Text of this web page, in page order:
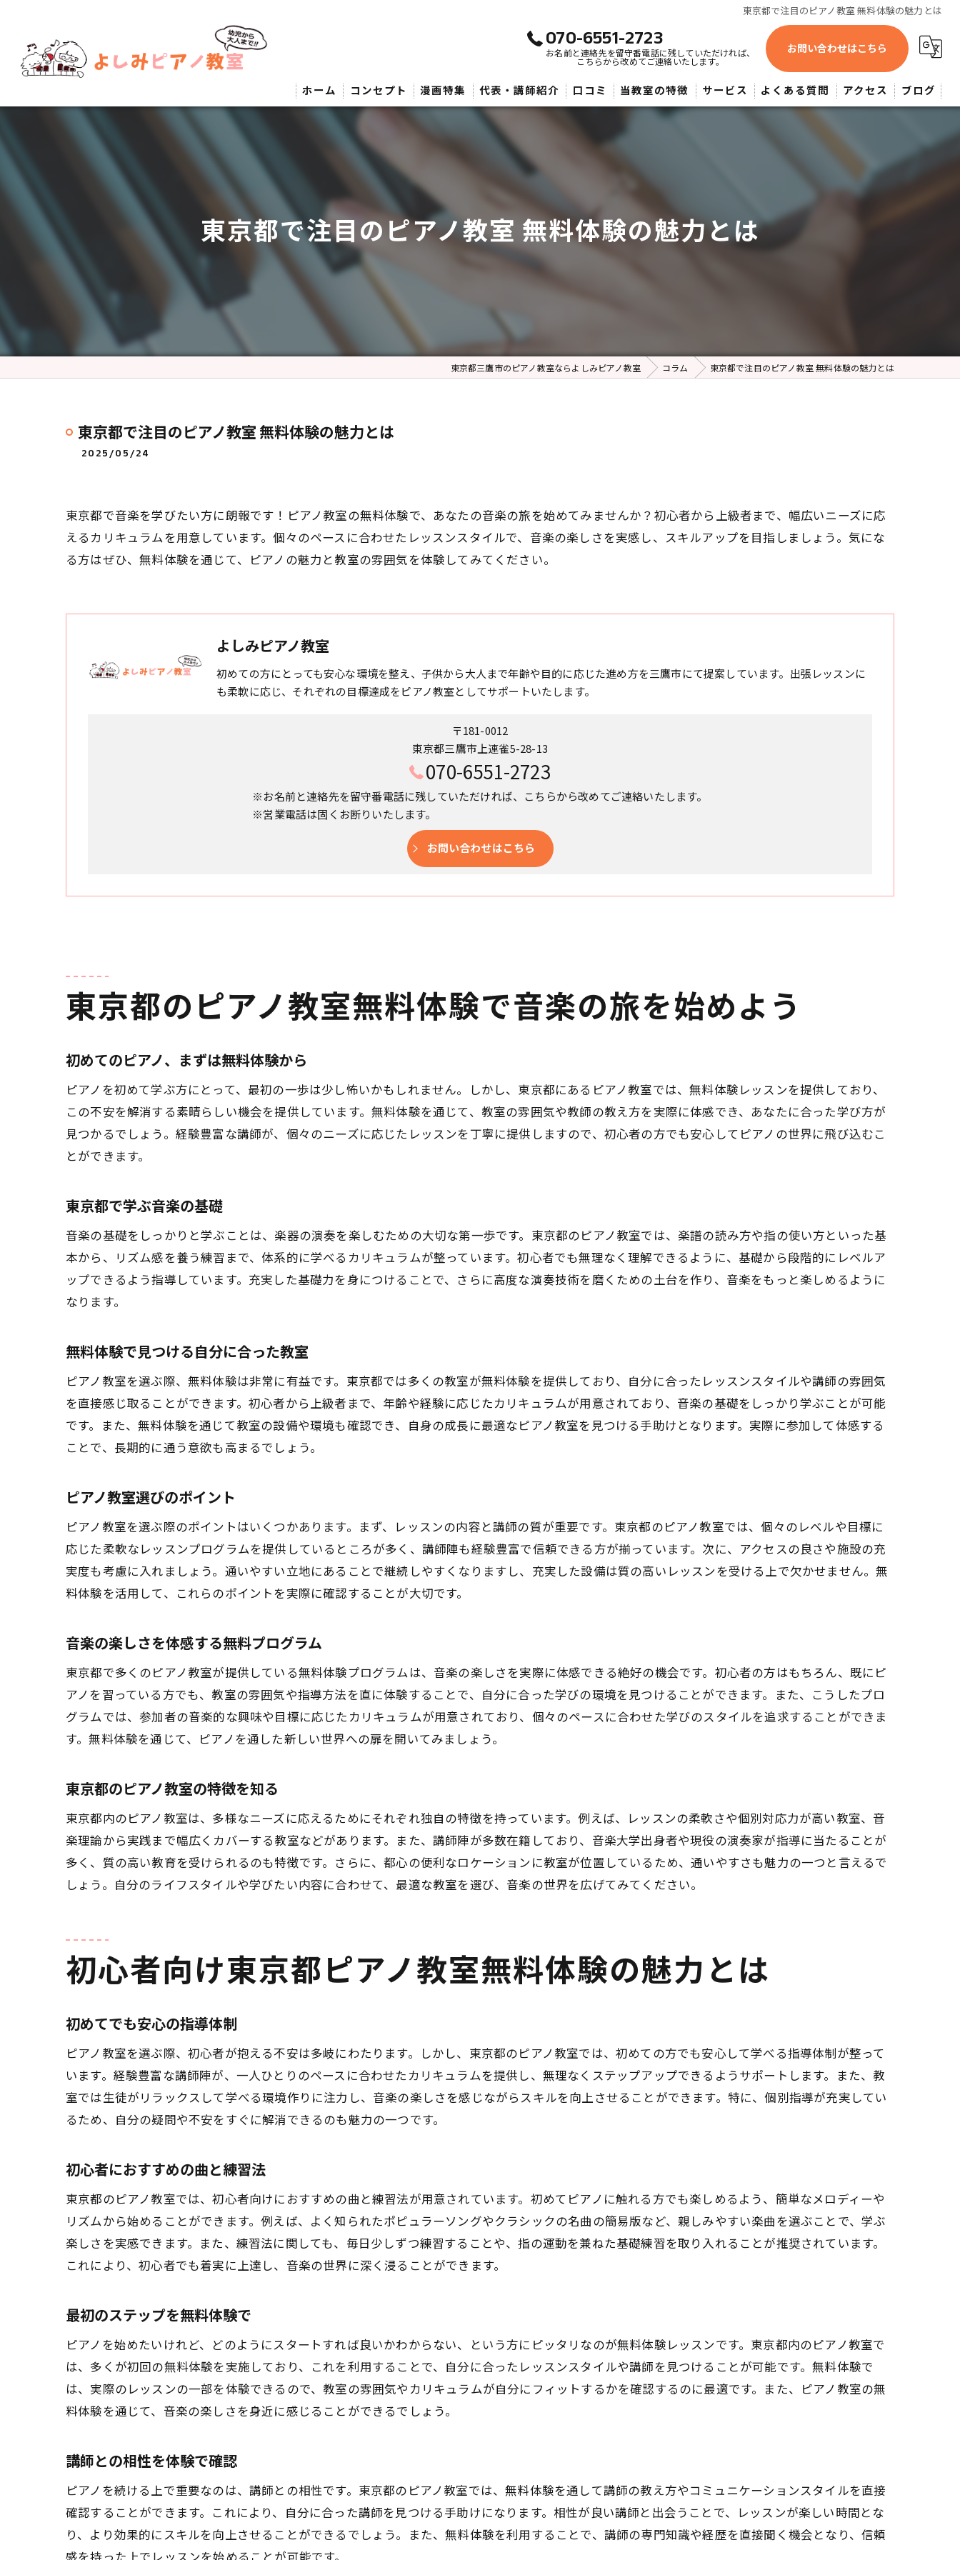
東京都で注目のピアノ教室 無料体験の魅力とは
070-6551-2723
お名前と連絡先を留守番電話に残していただければ、
こちらから改めてご連絡いたします。
お問い合わせはこちら
ホーム コンセプト 漫画特集 代表・講師紹介 口コミ 当教室の特徴
初心者
サービス よくある質問 アクセス ブログ
東京都で注目のピアノ教室 無料体験の魅力とは
東京都三鷹市のピアノ教室ならよしみピアノ教室 コラム 東京都で注目のピアノ教室 無料体験の魅力とは
東京都で注目のピアノ教室 無料体験の魅力とは
2025/05/24
東京都で音楽を学びたい方に朗報です！ピアノ教室の無料体験で、あなたの音楽の旅を始めてみませんか？初心者から上級者まで、幅広いニーズに応
えるカリキュラムを用意しています。個々のペースに合わせたレッスンスタイルで、音楽の楽しさを実感し、スキルアップを目指しましょう。気にな
る方はぜひ、無料体験を通じて、ピアノの魅力と教室の雰囲気を体験してみてください。
よしみピアノ教室
初めての方にとっても安心な環境を整え、子供から大人まで年齢や目的に応じた進め方を三鷹市にて提案しています。出張レッスンに
も柔軟に応じ、それぞれの目標達成をピアノ教室としてサポートいたします。
〒181-0012
東京都三鷹市上連雀5-28-13
070-6551-2723
※お名前と連絡先を留守番電話に残していただければ、こちらから改めてご連絡いたします。
※営業電話は固くお断りいたします。
お問い合わせはこちら
東京都のピアノ教室無料体験で音楽の旅を始めよう
初めてのピアノ、まずは無料体験から
ピアノを初めて学ぶ方にとって、最初の一歩は少し怖いかもしれません。しかし、東京都にあるピアノ教室では、無料体験レッスンを提供しており、
この不安を解消する素晴らしい機会を提供しています。無料体験を通じて、教室の雰囲気や教師の教え方を実際に体感でき、あなたに合った学び方が
見つかるでしょう。経験豊富な講師が、個々のニーズに応じたレッスンを丁寧に提供しますので、初心者の方でも安心してピアノの世界に飛び込むこ
とができます。
東京都で学ぶ音楽の基礎
音楽の基礎をしっかりと学ぶことは、楽器の演奏を楽しむための大切な第一歩です。東京都のピアノ教室では、楽譜の読み方や指の使い方といった基
本から、リズム感を養う練習まで、体系的に学べるカリキュラムが整っています。初心者でも無理なく理解できるように、基礎から段階的にレベルア
ップできるよう指導しています。充実した基礎力を身につけることで、さらに高度な演奏技術を磨くための土台を作り、音楽をもっと楽しめるように
なります。
無料体験で見つける自分に合った教室
ピアノ教室を選ぶ際、無料体験は非常に有益です。東京都では多くの教室が無料体験を提供しており、自分に合ったレッスンスタイルや講師の雰囲気
を直接感じ取ることができます。初心者から上級者まで、年齢や経験に応じたカリキュラムが用意されており、音楽の基礎をしっかり学ぶことが可能
です。また、無料体験を通じて教室の設備や環境も確認でき、自身の成長に最適なピアノ教室を見つける手助けとなります。実際に参加して体感する
ことで、長期的に通う意欲も高まるでしょう。
ピアノ教室選びのポイント
ピアノ教室を選ぶ際のポイントはいくつかあります。まず、レッスンの内容と講師の質が重要です。東京都のピアノ教室では、個々のレベルや目標に
応じた柔軟なレッスンプログラムを提供しているところが多く、講師陣も経験豊富で信頼できる方が揃っています。次に、アクセスの良さや施設の充
実度も考慮に入れましょう。通いやすい立地にあることで継続しやすくなりますし、充実した設備は質の高いレッスンを受ける上で欠かせません。無
料体験を活用して、これらのポイントを実際に確認することが大切です。
音楽の楽しさを体感する無料プログラム
東京都で多くのピアノ教室が提供している無料体験プログラムは、音楽の楽しさを実際に体感できる絶好の機会です。初心者の方はもちろん、既にピ
アノを習っている方でも、教室の雰囲気や指導方法を直に体験することで、自分に合った学びの環境を見つけることができます。また、こうしたプロ
グラムでは、参加者の音楽的な興味や目標に応じたカリキュラムが用意されており、個々のペースに合わせた学びのスタイルを追求することができま
す。無料体験を通じて、ピアノを通した新しい世界への扉を開いてみましょう。
東京都のピアノ教室の特徴を知る
東京都内のピアノ教室は、多様なニーズに応えるためにそれぞれ独自の特徴を持っています。例えば、レッスンの柔軟さや個別対応力が高い教室、音
楽理論から実践まで幅広くカバーする教室などがあります。また、講師陣が多数在籍しており、音楽大学出身者や現役の演奏家が指導に当たることが
多く、質の高い教育を受けられるのも特徴です。さらに、都心の便利なロケーションに教室が位置しているため、通いやすさも魅力の一つと言えるで
しょう。自分のライフスタイルや学びたい内容に合わせて、最適な教室を選び、音楽の世界を広げてみてください。
初心者向け東京都ピアノ教室無料体験の魅力とは
初めてでも安心の指導体制
ピアノ教室を選ぶ際、初心者が抱える不安は多岐にわたります。しかし、東京都のピアノ教室では、初めての方でも安心して学べる指導体制が整って
います。経験豊富な講師陣が、一人ひとりのペースに合わせたカリキュラムを提供し、無理なくステップアップできるようサポートします。また、教
室では生徒がリラックスして学べる環境作りに注力し、音楽の楽しさを感じながらスキルを向上させることができます。特に、個別指導が充実してい
るため、自分の疑問や不安をすぐに解消できるのも魅力の一つです。
初心者におすすめの曲と練習法
東京都のピアノ教室では、初心者向けにおすすめの曲と練習法が用意されています。初めてピアノに触れる方でも楽しめるよう、簡単なメロディーや
リズムから始めることができます。例えば、よく知られたポピュラーソングやクラシックの名曲の簡易版など、親しみやすい楽曲を選ぶことで、学ぶ
楽しさを実感できます。また、練習法に関しても、毎日少しずつ練習することや、指の運動を兼ねた基礎練習を取り入れることが推奨されています。
これにより、初心者でも着実に上達し、音楽の世界に深く浸ることができます。
最初のステップを無料体験で
ピアノを始めたいけれど、どのようにスタートすれば良いかわからない、という方にピッタリなのが無料体験レッスンです。東京都内のピアノ教室で
は、多くが初回の無料体験を実施しており、これを利用することで、自分に合ったレッスンスタイルや講師を見つけることが可能です。無料体験で
は、実際のレッスンの一部を体験できるので、教室の雰囲気やカリキュラムが自分にフィットするかを確認するのに最適です。また、ピアノ教室の無
料体験を通じて、音楽の楽しさを身近に感じることができるでしょう。
講師との相性を体験で確認
ピアノを続ける上で重要なのは、講師との相性です。東京都のピアノ教室では、無料体験を通して講師の教え方やコミュニケーションスタイルを直接
確認することができます。これにより、自分に合った講師を見つける手助けになります。相性が良い講師と出会うことで、レッスンが楽しい時間とな
り、より効果的にスキルを向上させることができるでしょう。また、無料体験を利用することで、講師の専門知識や経歴を直接聞く機会となり、信頼
感を持った上でレッスンを始めることが可能です。